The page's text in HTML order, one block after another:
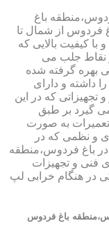
باغ
فردوس از شمال تا
کیفیت بالایی که
نقاط جلب می
بهره گرفته شده
داشته و دارای
تجهیزاتی که در این
گیرد بر طبق
تعمیرات به صورت
و نظمی که در
باغ فردوس،منطقه
فنی و تجهیزات
در هنگام خرابی لپ
باغ فردوس